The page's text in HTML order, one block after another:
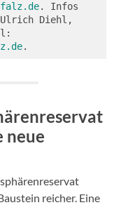
. Infos
Ulrich Diehl,
.
neue
reicher. Eine